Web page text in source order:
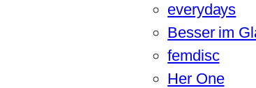
everydays
Besser im
femdisc
Her One